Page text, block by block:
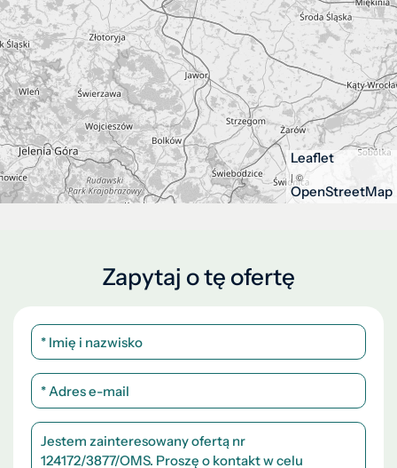
Leaflet
| ©
OpenStreetMap
Zapytaj o tę ofertę